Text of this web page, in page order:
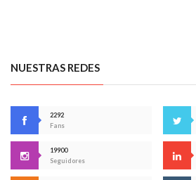
NUESTRAS REDES
2292
Fans
19900
Seguidores